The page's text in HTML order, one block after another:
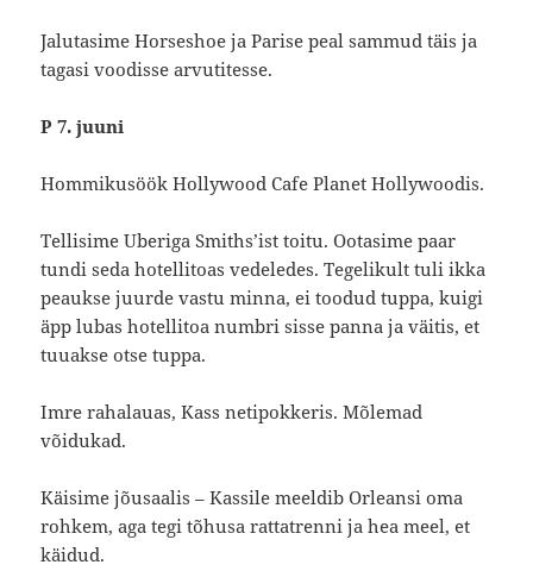
Jalutasime Horseshoe ja Parise peal sammud täis ja
tagasi voodisse arvutitesse.
P 7. juuni
Hommikusöök Hollywood Cafe Planet Hollywoodis.
Tellisime Uberiga Smiths’ist toitu. Ootasime paar
tundi seda hotellitoas vedeledes. Tegelikult tuli ikka
peaukse juurde vastu minna, ei toodud tuppa, kuigi
äpp lubas hotellitoa numbri sisse panna ja väitis, et
tuuakse otse tuppa.
Imre rahalauas, Kass netipokkeris. Mõlemad
võidukad.
Käisime jõusaalis – Kassile meeldib Orleansi oma
rohkem, aga tegi tõhusa rattatrenni ja hea meel, et
käidud.